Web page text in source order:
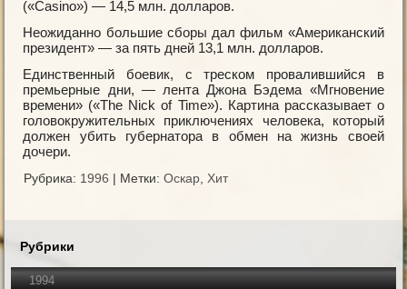
(«Casino») — 14,5 млн. долларов.
Неожиданно большие сборы дал фильм «Американский
президент» — за пять дней 13,1 млн. долларов.
Единственный боевик, с треском провалившийся в
премьерные дни, — лентa Джона Бэдема «Мгновение
времени» («The Nick of Time»). Картина рассказывает о
головокружительных приключениях человека, который
должен убить губернатора в обмен на жизнь своей
дочери.
Рубрика: 1996 | Метки: Оскар,Хит
Рубрики
1994